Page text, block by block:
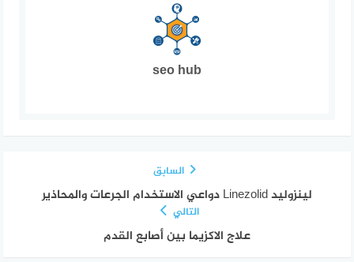
seo hub
السابق
لينزوليد Linezolid دواعي الاستخدام الجرعات والمحاذير
التالي
علاج الاكزيما بين أصابع القدم